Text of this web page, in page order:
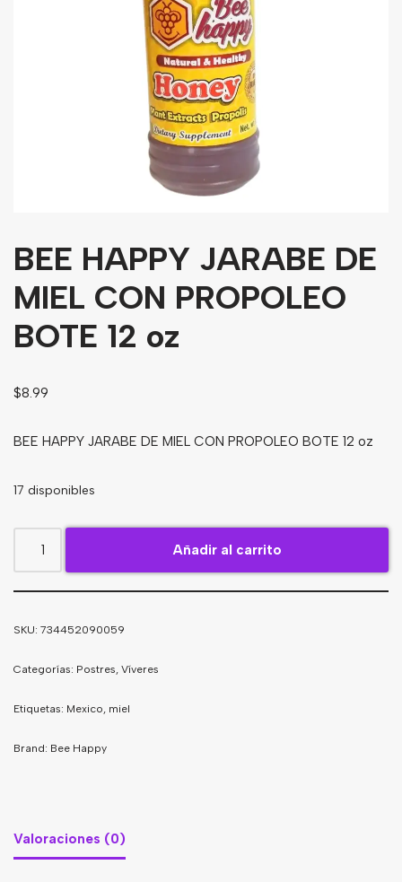
Congelaldos
Galletas
BEE HAPPY JARABE DE
MIEL CON PROPOLEO
BOTE 12 oz
$8.99
BEE HAPPY JARABE DE MIEL CON PROPOLEO BOTE 12 oz
17 disponibles
Añadir al carrito
SKU: 734452090059
Categorías: Postres Víveres
Etiquetas: Mexico miel
Brand: Bee Happy
Valoraciones (0)